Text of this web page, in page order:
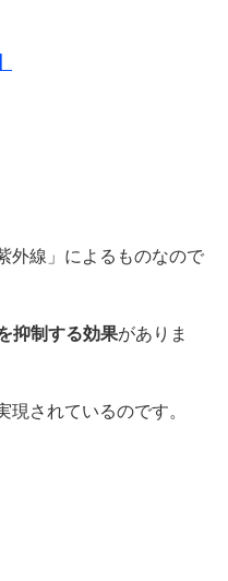
外線」によるものなので
抑制する効果がありま
現されているのです。